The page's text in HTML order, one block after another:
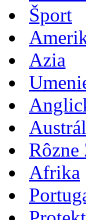
Šport
Azia
Rôzne
Afrika